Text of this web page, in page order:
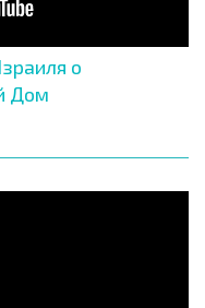
о
Дом